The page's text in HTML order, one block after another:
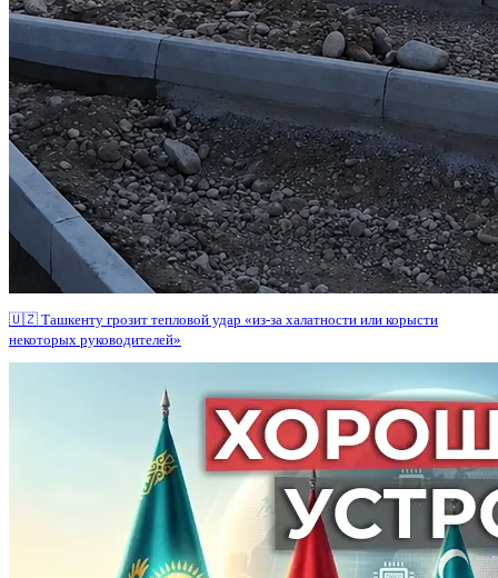
🇺🇿 Ташкенту грозит тепловой удар «из-за халатности или корысти
некоторых руководителей»